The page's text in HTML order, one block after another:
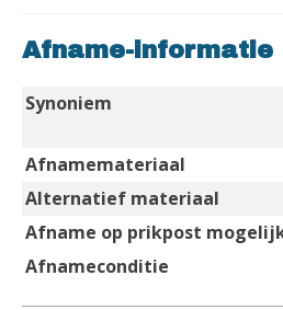
Afname-informatie
Synoniem
Afnamemateriaal
Alternatief materiaal
Afname op prikpost
Afnameconditie